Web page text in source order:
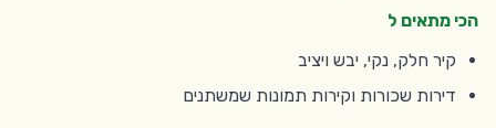
הכי מתאים ל
קיר חלק, נקי, יבש ויציב
דירות שכורות וקירות תמונות שמשתנים